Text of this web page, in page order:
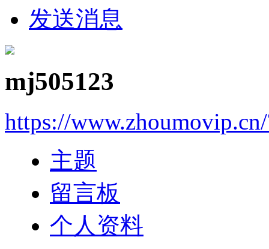
发送消息
mj505123
https://
主题
留言板
个人资料